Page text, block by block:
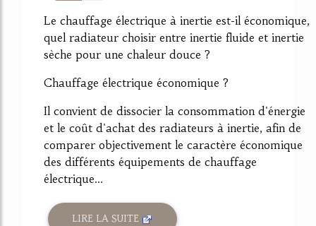
55%
Le chauffage électrique à inertie est-il économique,
quel radiateur choisir entre inertie fluide et inertie
sèche pour une chaleur douce ?
Chauffage électrique économique ?
Il convient de dissocier la consommation d'énergie
et le coût d'achat des radiateurs à inertie, afin de
comparer objectivement le caractère économique
des différents équipements de chauffage
électrique...
LIRE LA SUITE